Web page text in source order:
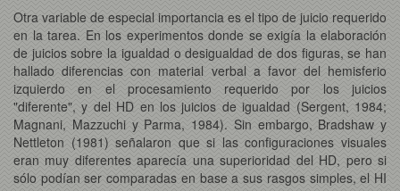
Otra variable de especial importancia es el tipo de juicio requerido
en la tarea. En los experimentos donde se exigía la elaboración
de juicios sobre la igualdad o desigualdad de dos figuras, se han
hallado diferencias con material verbal a favor del hemisferio
izquierdo en el procesamiento requerido por los juicios
"diferente", y del HD en los juicios de igualdad (Sergent, 1984;
Magnani, Mazzuchi y Parma, 1984). Sin embargo, Bradshaw y
Nettleton (1981) señalaron que si las configuraciones visuales
eran muy diferentes aparecía una superioridad del HD, pero si
sólo podían ser comparadas en base a sus rasgos simples, el HI